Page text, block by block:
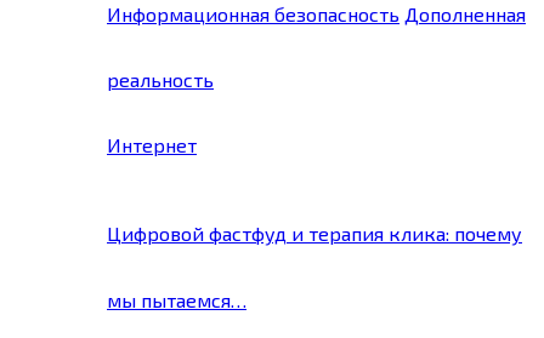
Информационная безопасность Дополненная
реальность
Интернет
Цифровой фастфуд и терапия клика: почему
мы пытаемся…